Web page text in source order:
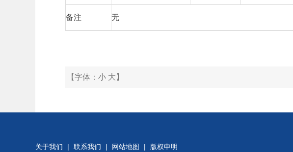
备注 无
【字体： 小 大 】
关于我们 | 联系我们 | 网站地图 | 版权申明